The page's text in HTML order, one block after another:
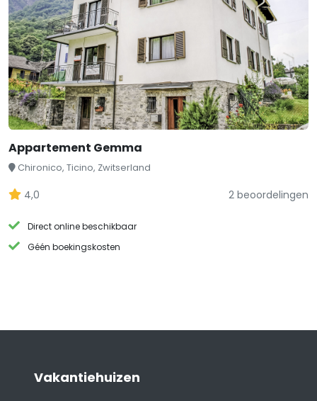
Appartement Gemma
Chironico, Ticino, Zwitserland
4,0 2 beoordelingen
Direct online beschikbaar
Géén boekingskosten
Vakantiehuizen